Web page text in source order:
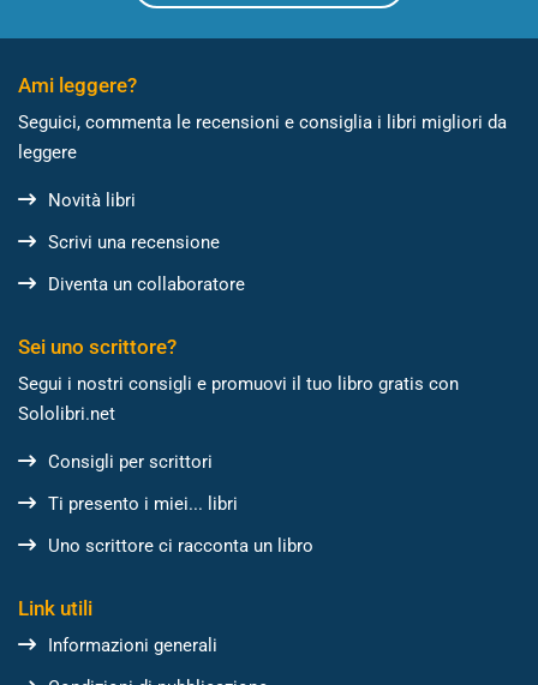
Ami leggere?
Seguici, commenta le recensioni e consiglia i libri migliori da
leggere
Novità libri
Scrivi una recensione
Diventa un collaboratore
Sei uno scrittore?
Segui i nostri consigli e promuovi il tuo libro gratis con
Sololibri.net
Consigli per scrittori
Ti presento i miei... libri
Uno scrittore ci racconta un libro
Link utili
Informazioni generali